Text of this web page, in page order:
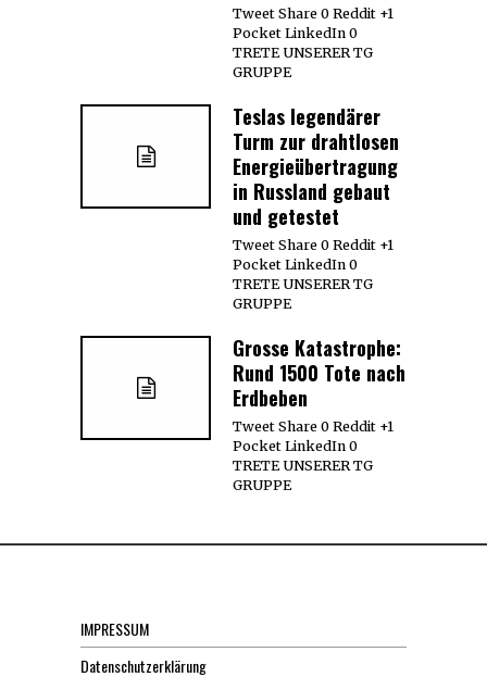
Tweet Share 0 Reddit +1
Pocket LinkedIn 0
TRETE UNSERER TG
GRUPPE
Teslas legendärer
Turm zur drahtlosen
Energieübertragung
in Russland gebaut
und getestet
Tweet Share 0 Reddit +1
Pocket LinkedIn 0
TRETE UNSERER TG
GRUPPE
Grosse Katastrophe:
Rund 1500 Tote nach
Erdbeben
Tweet Share 0 Reddit +1
Pocket LinkedIn 0
TRETE UNSERER TG
GRUPPE
IMPRESSUM
Datenschutzerklärung